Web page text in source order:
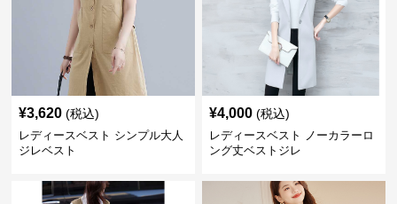
¥3,620 (税込)
レディースベスト シンプル大人
ジレベスト
¥4,000 (税込)
レディースベスト ノーカラーロ
ング丈ベストジレ